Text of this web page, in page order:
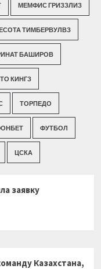
МЕМФИС ГРИЗЗЛИЗ
ТИМБЕРВУЛВЗ
БАШИРОВ
КИНГЗ
ТОРПЕДО
ФУТБОЛ
ЦСКА
заявку
Казахстана,